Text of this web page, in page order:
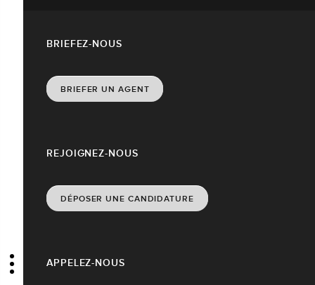
REJOIGNEZ-NOUS
DÉPOSER UNE CANDIDATURE
APPELEZ-NOUS
BRIEFEZ-NOUS
BRIEFER UN AGENT